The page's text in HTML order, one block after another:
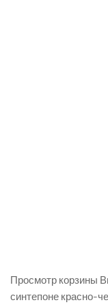
Просмотр корзины
синтепоне красно-